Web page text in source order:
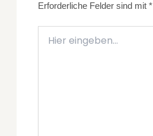
Erforderliche Felder sind mit*
eingeben…